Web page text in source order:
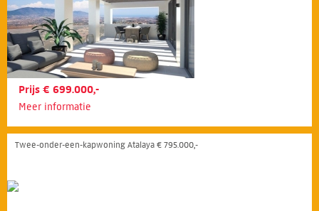
Prijs € 699.000,-
Meer informatie
Twee-onder-een-kapwoning Atalaya € 795.000,-